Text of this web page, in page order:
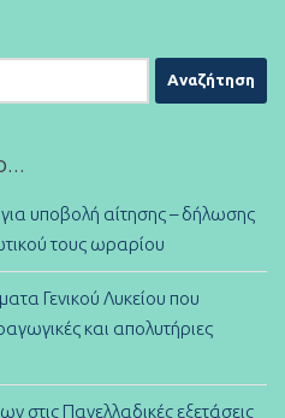
υποβολή αίτησης – δήλωσης
τους ωραρίου
Γενικού Λυκείου που
και απολυτήριες
στις Πανελλαδικές εξετάσεις